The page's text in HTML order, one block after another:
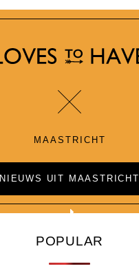
MAASTRICHT
NIEUWS UIT MAASTRICHT
POPULAR